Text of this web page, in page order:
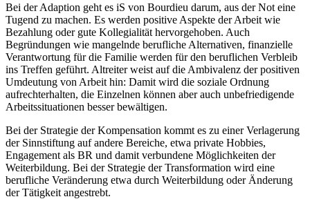
Bei der Adaption geht es iS von Bourdieu darum, aus der Not eine
Tugend zu machen. Es werden positive Aspekte der Arbeit wie
Bezahlung oder gute Kollegialität hervorgehoben. Auch
Begründungen wie mangelnde berufliche Alternativen, finanzielle
Verantwortung für die Familie werden für den beruflichen Verbleib
ins Treffen geführt. Altreiterweist auf die Ambivalenz der positiven
Umdeutung von Arbeit hin: Damit wird die soziale Ordnung
aufrechterhalten, die Einzelnen können aber auch unbefriedigende
Arbeitssituationen besser bewältigen.
Bei der Strategie der Kompensation kommt es zu einer Verlagerung
der Sinnstiftung auf andere Bereiche, etwa private Hobbies,
Engagement als BR und damit verbundene Möglichkeiten der
Weiterbildung. Bei der Strategie der Transformation wird eine
berufliche Veränderung etwa durch Weiterbildung oder Änderung
der Tätigkeit angestrebt.